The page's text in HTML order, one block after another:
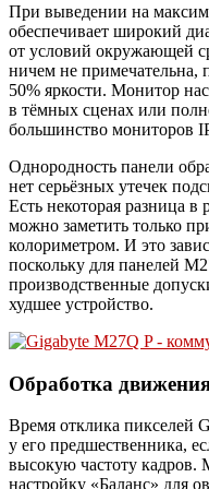
При выведении на
обеспечивает широкий
от условий окружающей
ничем не примечательна,
50% яркости. Монитор
в тёмных сценах или
большинство мониторов
Однородность панели
нет серьёзных утечек
Есть некоторая разница в
можно заметить только
колориметром. И это
поскольку для панелей
производственные
худшее устройство.
Обработка
Время отклика пикселей
у его предшественника,
высокую частоту кадров.
настройку «Баланс» для